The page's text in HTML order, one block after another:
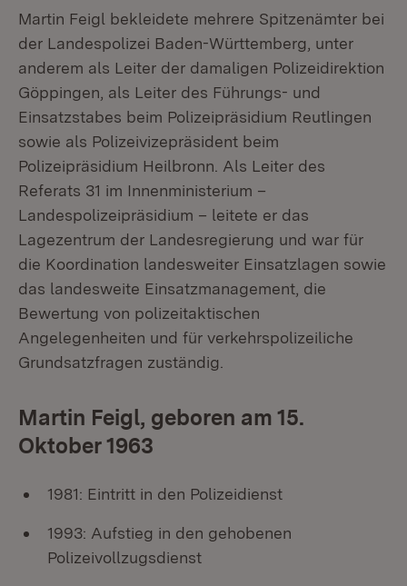
Martin Feigl bekleidete mehrere Spitzenämter bei
der Landespolizei Baden-Württemberg, unter
anderem als Leiter der damaligen Polizeidirektion
Göppingen, als Leiter des Führungs- und
Einsatzstabes beim Polizeipräsidium Reutlingen
sowie als Polizeivizepräsident beim
Polizeipräsidium Heilbronn. Als Leiter des
Referats 31 im Innenministerium –
Landespolizeipräsidium – leitete er das
Lagezentrum der Landesregierung und war für
die Koordination landesweiter Einsatzlagen sowie
das landesweite Einsatzmanagement, die
Bewertung von polizeitaktischen
Angelegenheiten und für verkehrspolizeiliche
Grundsatzfragen zuständig.
Martin Feigl, geboren am 15.
Oktober 1963
1981: Eintritt in den Polizeidienst
1993: Aufstieg in den gehobenen
Polizeivollzugsdienst